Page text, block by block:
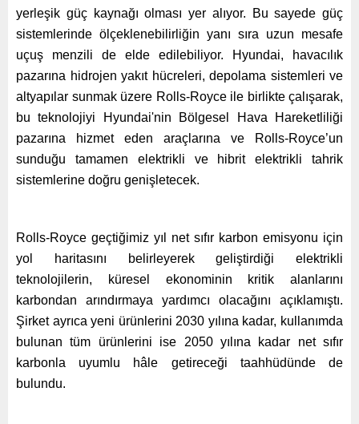
yerleşik güç kaynağı olması yer alıyor. Bu sayede güç
sistemlerinde ölçeklenebilirliğin yanı sıra uzun mesafe
uçuş menzili de elde edilebiliyor. Hyundai, havacılık
pazarına hidrojen yakıt hücreleri, depolama sistemleri ve
altyapılar sunmak üzere Rolls-Royce ile birlikte çalışarak,
bu teknolojiyi Hyundai'nin Bölgesel Hava Hareketliliği
pazarına hizmet eden araçlarına ve Rolls-Royce’un
sunduğu tamamen elektrikli ve hibrit elektrikli tahrik
sistemlerine doğru genişletecek.
Rolls-Royce geçtiğimiz yıl net sıfır karbon emisyonu için
yol haritasını belirleyerek geliştirdiği elektrikli
teknolojilerin, küresel ekonominin kritik alanlarını
karbondan arındırmaya yardımcı olacağını açıklamıştı.
Şirket ayrıca yeni ürünlerini 2030 yılına kadar, kullanımda
bulunan tüm ürünlerini ise 2050 yılına kadar net sıfır
karbonla uyumlu hâle getireceği taahhüdünde de
bulundu.